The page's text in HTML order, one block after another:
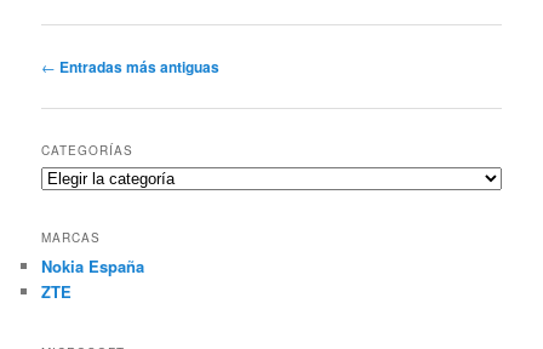
Navegación
entradas
← Entradas más antiguas
CATEGORÍAS
Categorías
MARCAS
Nokia España
ZTE